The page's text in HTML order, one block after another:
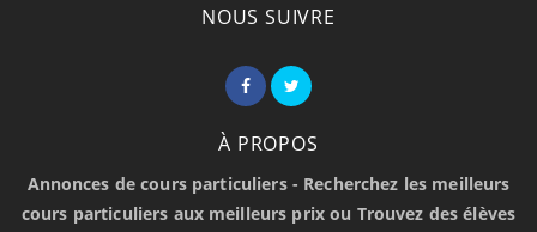
NOUS SUIVRE
À PROPOS
Annonces de cours particuliers - Recherchez les meilleurs
cours particuliers aux meilleurs prix ou Trouvez des élèves